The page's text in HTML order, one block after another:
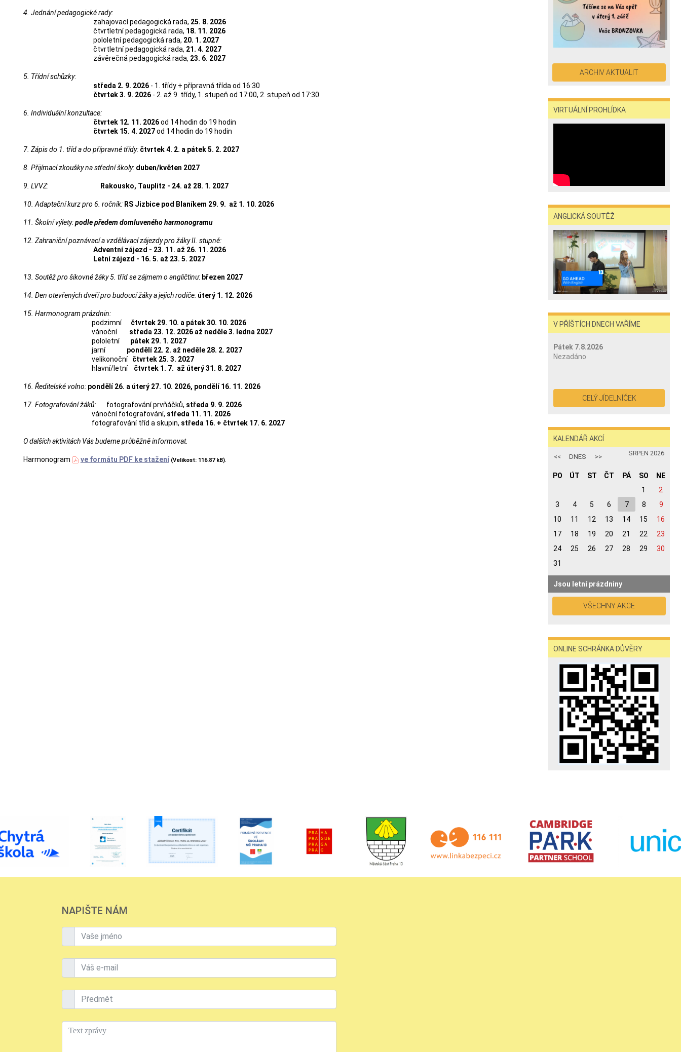
4. Jednání pedagogické rady:
zahajovací pedagogická rada, 25. 8. 2026
čtvrtletní pedagogická rada, 18. 11. 2026
pololetní pedagogická rada, 20. 1. 2027
čtvrtletní pedagogická rada, 21. 4. 2027
závěrečná pedagogická rada, 23. 6. 2027
5. Třídní schůzky:
středa 2. 9. 2026 - 1. třídy + přípravná třída od 16:30
čtvrtek 3. 9. 2026 - 2. až 9. třídy, 1. stupeň od 17:00, 2. stupeň od 17:30
6. Individuální konzultace:
čtvrtek 12. 11. 2026od 14 hodin do 19 hodin
čtvrtek 15. 4. 2027od 14 hodin do 19 hodin
7. Zápis do 1. tříd a do přípravné třídy: čtvrtek4. 2. a pátek 5. 2. 2027
8. Přijímací zkoušky na střední školy: duben/květen 2027
9. LVVZ: Rakousko, Tauplitz - 24. až 28. 1. 2027
10. Adaptační kurz pro 6. ročník: RS Jizbice pod Blaníkem 29. 9. až 1. 10. 2026
11. Školní výlety:podle předem domluveného harmonogramu
12. Zahraniční poznávací a vzdělávací zájezdy pro žáky II. stupně:
Adventní zájezd - 23. 11. až 26. 11. 2026
Letní zájezd - 16. 5. až 23. 5. 2027
13. Soutěž pro šikovné žáky 5. tříd se zájmem o angličtinu: březen 2027
14. Den otevřených dveří pro budoucí žáky a jejich rodiče: úterý 1. 12. 2026
15. Harmonogram prázdnin:
podzimní čtvrtek 29. 10. a pátek 30. 10. 2026
vánoční středa 23. 12. 2026 až neděle 3. ledna 2027
pololetní pátek 29. 1. 2027
jarní pondělí 22. 2. až neděle 28. 2. 2027
velikonoční čtvrtek 25. 3. 2027
hlavní/letní čtvrtek 1. 7. až úterý 31. 8. 2027
16. Ředitelské volno: pondělí 26. a úterý 27. 10. 2026, pondělí 16. 11. 2026
17. Fotografování žáků: fotografování prvňáčků, středa 9. 9. 2026
vánoční fotografování, středa 11. 11. 2026
fotografování tříd a skupin, středa 16. + čtvrtek 17. 6. 2027
O dalších aktivitách Vás budeme průběžně informovat.
Harmonogram ve formátu PDF ke stažení (Velikost: 116.87 kB).
ARCHIV AKTUALIT
VIRTUÁLNÍ PROHLÍDKA
ANGLICKÁ SOUTĚŽ
V PŘÍŠTÍCH DNECH VAŘÍME
Pátek 7.8.2026
Nezadáno
CELÝ JÍDELNÍČEK
KALENDÁŘ AKCÍ
<< DNES >> SRPEN 2026
32. KALENDÁŘNÍ TÝDEN
PO ÚT ST ČT PÁ SO
NE
1
2
3
4 5 6 7 8
9
10
11 12 13 14 15
16
17
18 19 20 21 22
23
24
25 26 27 28 29
30
31
Jsou letní prázdniny
VŠECHNY AKCE
ONLINE SCHRÁNKA DŮVĚRY
NAPIŠTE NÁM
Vaše jméno
Váš e-mail
Předmět
Text